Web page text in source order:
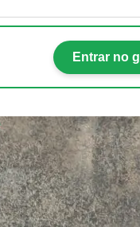
Entrar no